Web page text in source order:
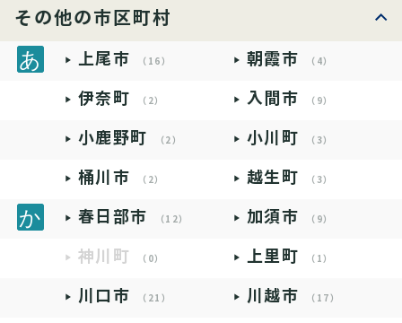
その他の市区町村
上尾市 （16） 朝霞市 （4）
伊奈町 （2） 入間市 （9）
小鹿野町 （2） 小川町 （3）
桶川市 （2） 越生町 （3）
春日部市 （12） 加須市 （9）
神川町 （0） 上里町 （1）
川口市 （21） 川越市 （17）